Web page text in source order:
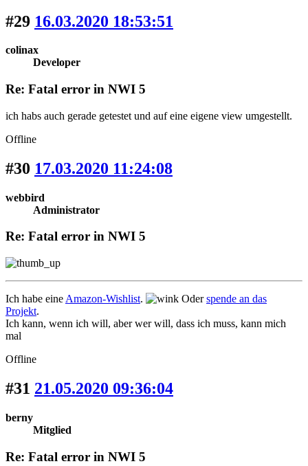
#29 16.03.2020 18:53:51
colinax
Developer
Re: Fatal error in NWI 5
ich habs auch gerade getestet und auf eine eigene view umgestellt.
Offline
#30 17.03.2020 11:24:08
webbird
Administrator
Re: Fatal error in NWI 5
Ich habe eine Amazon-Wishlist. Oderspende an das
Projekt.
Ich kann, wenn ich will, aber wer will, dass ich muss, kann mich
mal
Offline
#31 21.05.2020 09:36:04
berny
Mitglied
Re: Fatal error in NWI 5